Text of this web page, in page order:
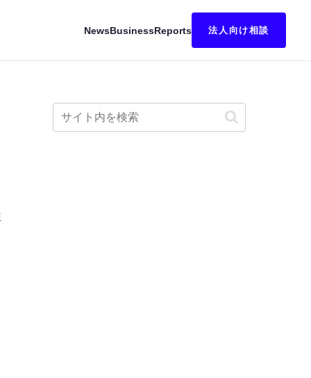
NewsBusinessReports 法人向け相談